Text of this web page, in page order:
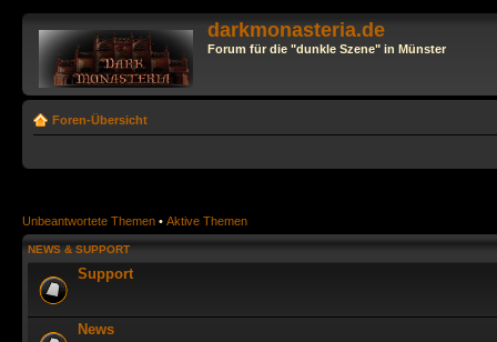
darkmonasteria.de
Forum für die "dunkle Szene" in Münster
Foren-Übersicht
Unbeantwortete Themen • Aktive Themen
NEWS & SUPPORT
Support
News